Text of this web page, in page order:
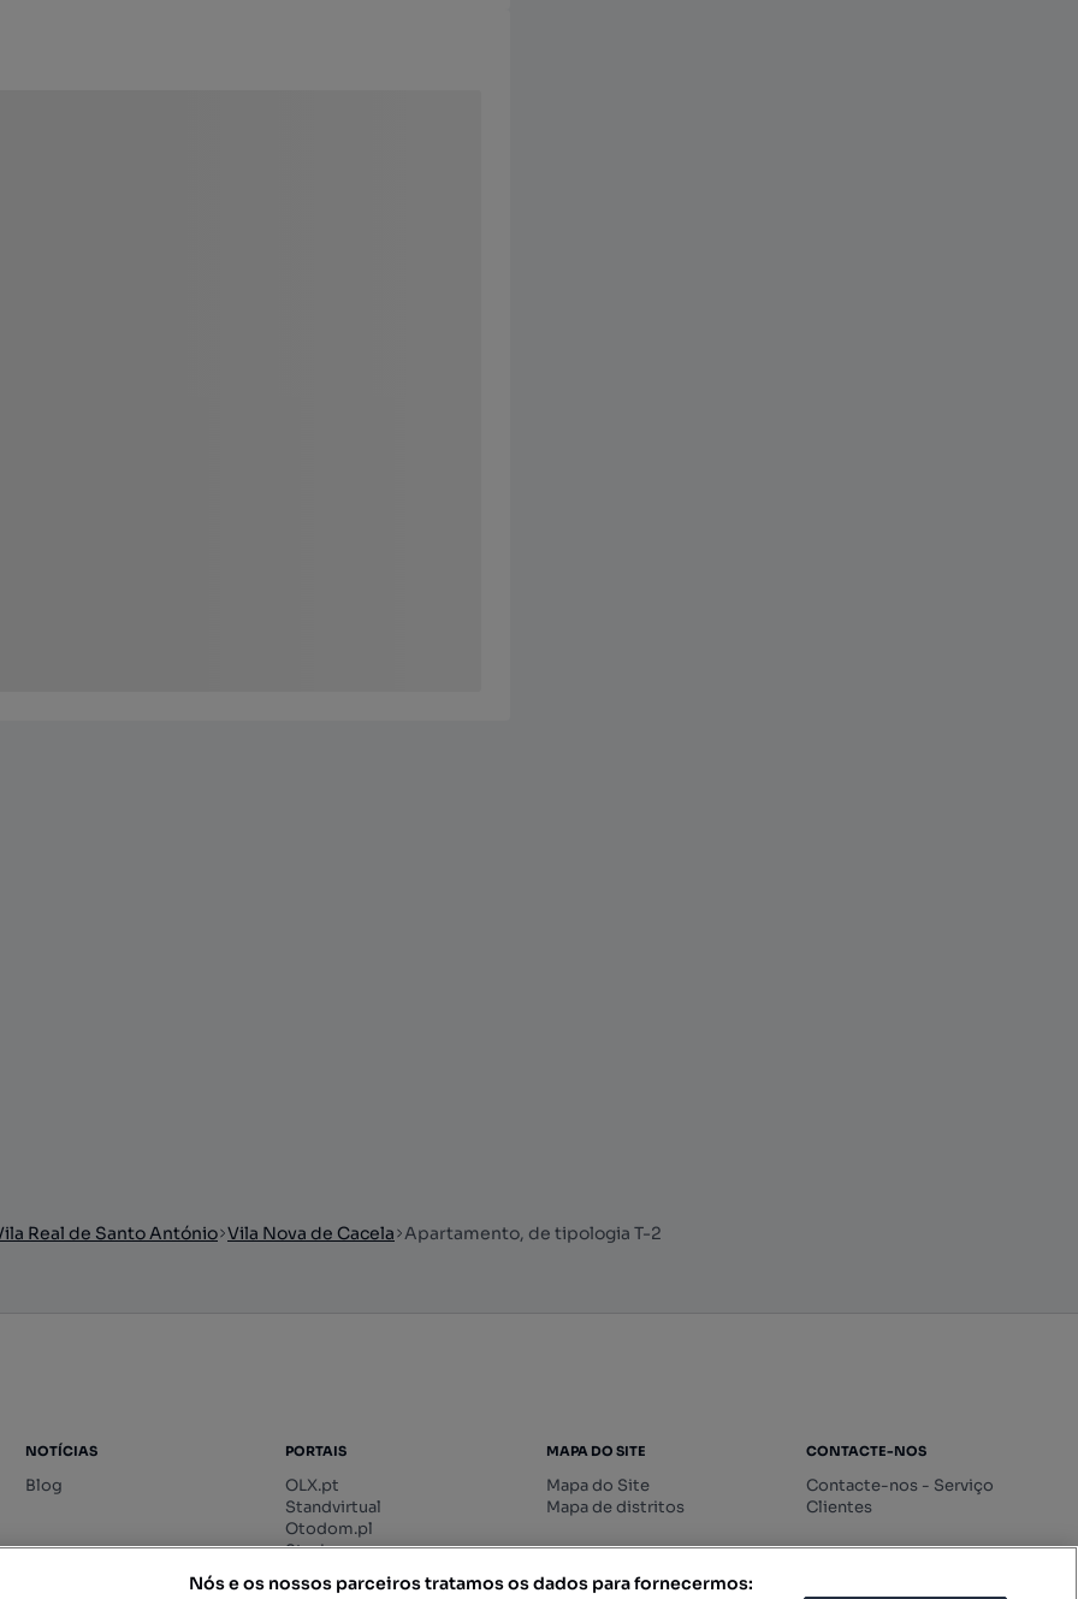
Real de Santo António Vila Nova de Cacela Apartamento, de tipologia T-2
NOTÍCIAS
Blog
PORTAIS
OLX.pt
Standvirtual
Otodom.pl
Storia.ro
MAPA DO SITE
Mapa do Site
Mapa de distritos
CONTACTE-NOS
Contacte-nos - Serviço
Clientes
Nós e os nossos parceiros tratamos os dados para fornecermos: